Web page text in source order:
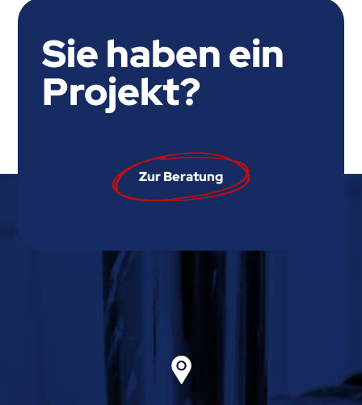
Sie haben ein
Projekt?
Zur Beratung